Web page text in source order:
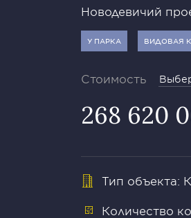
Новодевичий
У ПАРКА ВИДОВАЯ
Стоимость
268 620
Тип объекта:
Количество